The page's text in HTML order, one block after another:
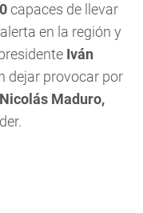
capaces de llevar
en la región y
Iván
dejar provocar por
Nicolás Maduro,